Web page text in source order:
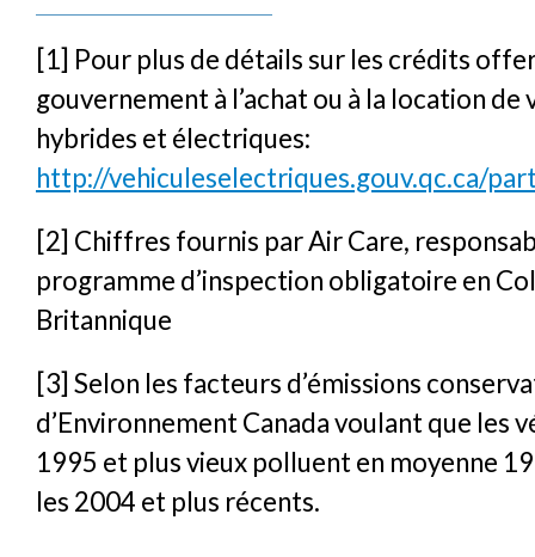
[1] Pour plus de détails sur les crédits
gouvernement à l’achat ou à la location de
hybrides et électriques:
http://vehiculeselectriques.gouv.qc.ca/
[2] Chiffres fournis par Air Care,
programme d’inspection obligatoire en
Britannique
[3] Selon les facteurs d’émissions
d’Environnement Canada voulant que les
1995 et plus vieux polluent en moyenne
les 2004 et plus récents.